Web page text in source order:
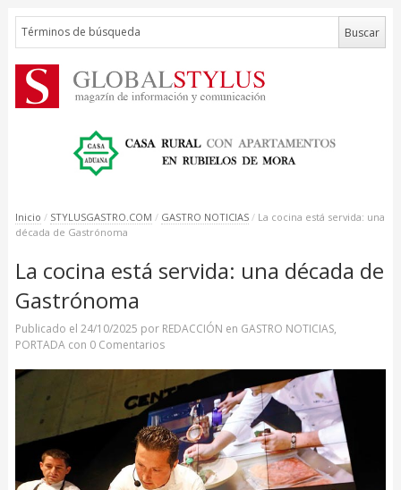
Inicio / STYLUSGASTRO.COM / GASTRO NOTICIAS / La cocina está servida: una
década de Gastrónoma
La cocina está servida: una década de
Gastrónoma
Publicado el 24/10/2025 por REDACCIÓN en GASTRO NOTICIAS,
PORTADA con 0 Comentarios